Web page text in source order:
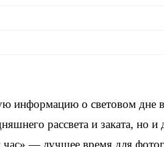
информацию о световом
рассвета и заката, но
час» — лучшее время для